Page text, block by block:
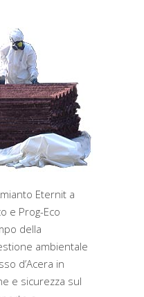
Eternit a
e Prog-Eco
della
ambientale
d’Acera in
e sicurezza sul